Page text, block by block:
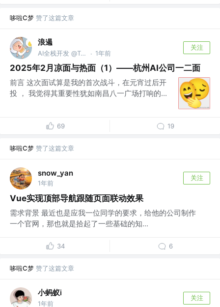
哆啦C梦 赞了这篇文章
浪遏
AI全栈开发 @Tencent & Kwai Intern · 1年前
关注
2025年2月凉面与热面（1）——杭州AI公司一二面
前言 这次面试算是我的首次战斗，在元宵过后开
投 ， 我觉得其重要性犹如南昌八一广场打响的...
69 19
哆啦C梦 赞了这篇文章
snow_yan
1年前
关注
Vue实现顶部导航跟随页面联动效果
需求背景 最近也是应我一位同学的要求，给他的公司制作
一个官网，那也就是拾起了一些基础的知...
34 6
哆啦C梦 赞了这篇文章
小蚂蚁i
1年前
关注